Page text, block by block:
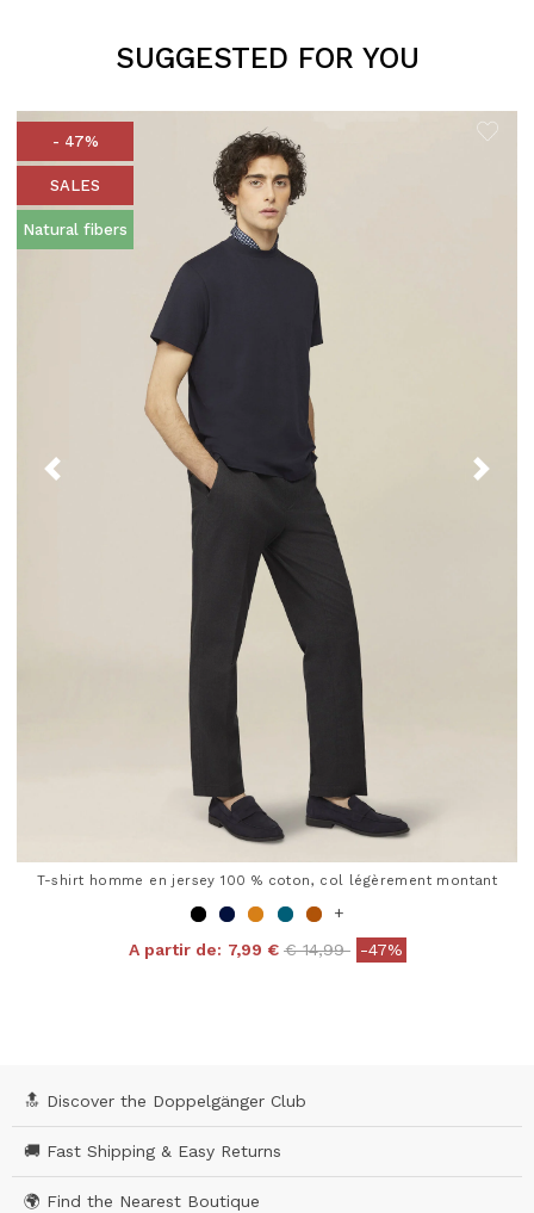
SUGGESTED FOR YOU
- 47%
SALES
Natural fibers
T-shirt homme en jersey 100 % coton, col légèrement montant
+
A partir de: 7,99 € Price reduced from
€ 14,99to-47%
🔝 Discover the Doppelgänger Club
🚚 Fast Shipping & Easy Returns
🌍 Find the Nearest Boutique